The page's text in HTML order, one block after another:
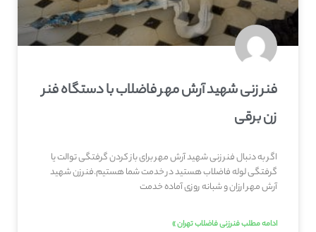
فنر زنی شهيد آرش مهر فاضلاب با دستگاه فنر
زن برقی
اگر به دنبال فنر زنی شهيد آرش مهر برای باز کردن گرفتگی توالت یا
گرفتگی لوله فاضلاب هستید در خدمت شما هستیم.فنرزن شهيد
آرش مهر ارزان و شبانه روزی آماده خدمت
ادامه مطلب فنرزنی فاضلاب تهران »